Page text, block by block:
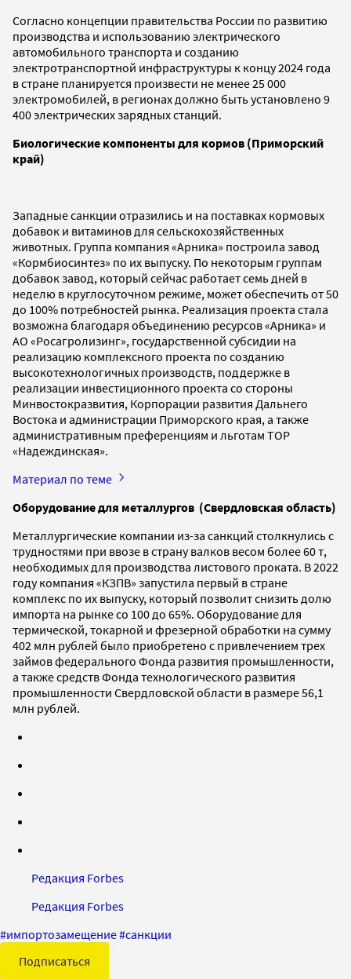
Согласно концепции правительства России по развитию
производства и использованию электрического
автомобильного транспорта и созданию
электротранспортной инфраструктуры к концу 2024 года
в стране планируется произвести не менее 25 000
электромобилей, в регионах должно быть установлено 9
400 электрических зарядных станций.
Биологические компоненты для кормов (Приморский
край)
Западные санкции отразились и на поставках кормовых
добавок и витаминов для сельскохозяйственных
животных. Группа компания «Арника» построила завод
«Кормбиосинтез» по их выпуску. По некоторым группам
добавок завод, который сейчас работает семь дней в
неделю в круглосуточном режиме, может обеспечить от 50
до 100% потребностей рынка. Реализация проекта стала
возможна благодаря объединению ресурсов «Арника» и
АО «Росагролизинг», государственной субсидии на
реализацию комплексного проекта по созданию
высокотехнологичных производств, поддержке в
реализации инвестиционного проекта со стороны
Минвостокразвития, Корпорации развития Дальнего
Востока и администрации Приморского края, а также
административным преференциям и льготам ТОР
«Надеждинская».
Материал по теме
Оборудование для металлургов (Свердловская область)
Металлургические компании из-за санкций столкнулись с
трудностями при ввозе в страну валков весом более 60 т,
необходимых для производства листового проката. В 2022
году компания «КЗПВ» запустила первый в стране
комплекс по их выпуску, который позволит снизить долю
импорта на рынке со 100 до 65%. Оборудование для
термической, токарной и фрезерной обработки на сумму
402 млн рублей было приобретено с привлечением трех
займов федерального Фонда развития промышленности,
а также средств Фонда технологического развития
промышленности Свердловской области в размере 56,1
млн рублей.
Редакция Forbes
Редакция Forbes
#импортозамещение#санкции
Подписаться